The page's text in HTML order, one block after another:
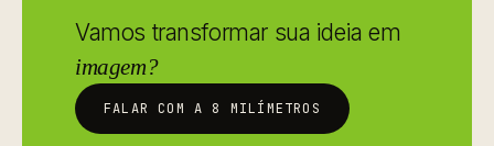
Vamos transformar sua ideia em
imagem?
FALAR COM A 8 MILÍMETROS